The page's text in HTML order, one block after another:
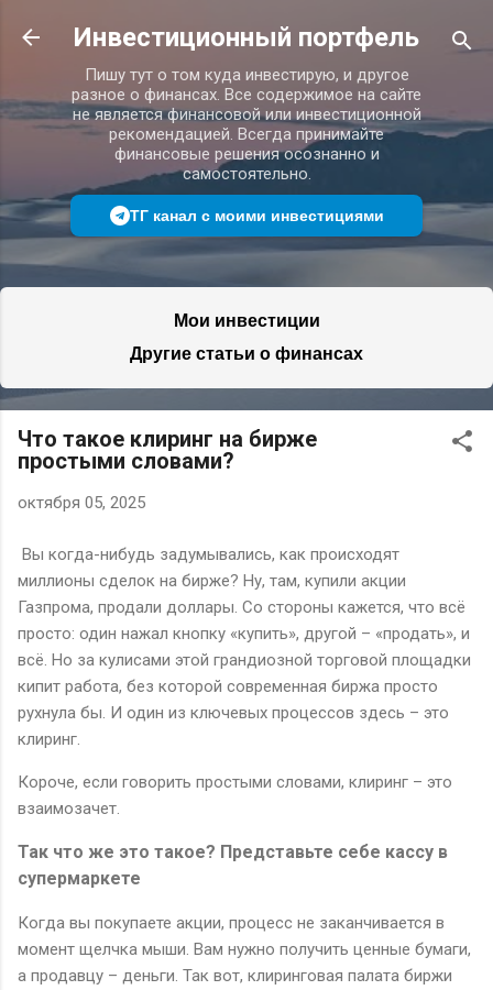
К основному контенту
Инвестиционный портфель
Пишу тут о том куда инвестирую, и другое
разное о финансах. Все содержимое на сайте
не является финансовой или инвестиционной
рекомендацией. Всегда принимайте
финансовые решения осознанно и
самостоятельно.
ТГ канал с моими инвестициями
Мои инвестиции
Другие статьи о финансах
Что такое клиринг на бирже
простыми словами?
октября 05, 2025
Вы когда-нибудь задумывались, как происходят
миллионы сделок на бирже? Ну, там, купили акции
Газпрома, продали доллары. Со стороны кажется, что всё
просто: один нажал кнопку «купить», другой – «продать», и
всё. Но за кулисами этой грандиозной торговой площадки
кипит работа, без которой современная биржа просто
рухнула бы. И один из ключевых процессов здесь – это
клиринг.
Короче, если говорить простыми словами, клиринг – это
взаимозачет.
Так что же это такое? Представьте себе кассу в
супермаркете
Когда вы покупаете акции, процесс не заканчивается в
момент щелчка мыши. Вам нужно получить ценные бумаги,
а продавцу – деньги. Так вот, клиринговая палата биржи